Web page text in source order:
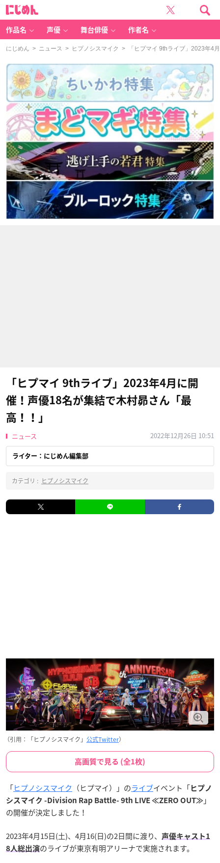
作品名 声優 舞台俳優 作者名
にじめん > ニュース > ヒプノシスマイク > 「ヒプマイ 9thライブ」2023年4
「ヒプマイ 9thライブ」2023年4月に開
催！声優18名が集結で木村昴さん「最
高！！」
ニュース 2022年12月26日 10:51
ライター：にじめん編集部
カテゴリ : ヒプノシスマイク
（引用：「ヒプノシスマイク」 公式Twitter）
高画質で見る (全1枚)
「ヒプノシスマイク （ヒプマイ）」のライブイベント「 ヒプノ
シスマイク -Division Rap Battle- 9th LIVE ≪ZERO OUT≫ 」
の開催が決定しました！
2023年4月15日(土)、4月16(日)の2日間に渡り、
声優キャスト1
8人総出演のライブが東京有明アリーナで実施されます。